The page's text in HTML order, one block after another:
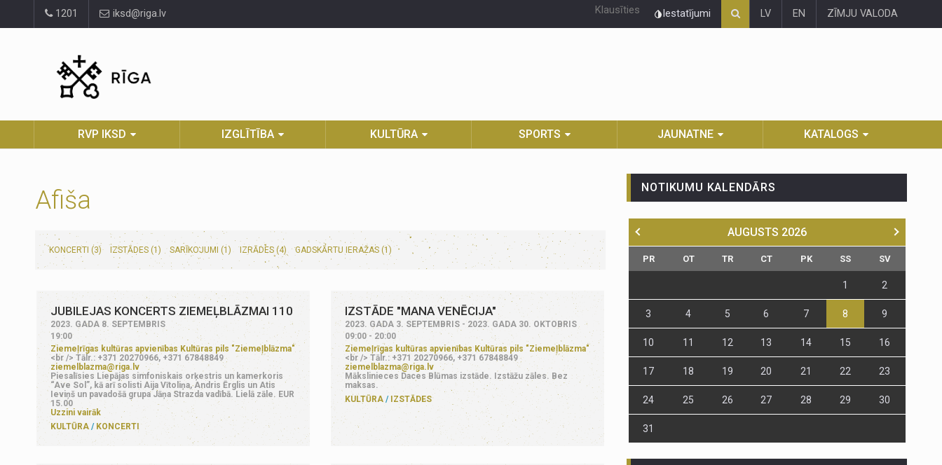
1201 iksd@riga.lv Klausīties Iestatījumi LV EN ZĪMJU VALODA
RVP IKSD IZGLĪTĪBA KULTŪRA SPORTS JAUNATNE KATALOGS
Afiša
KONCERTI (3) IZSTĀDES (1) SARĪKOJUMI (1) IZRĀDES (4) GADSKĀRTU IERAŽAS (1)
JUBILEJAS KONCERTS ZIEMEĻBLĀZMAI 110
2023. GADA 8. SEPTEMBRIS
19:00
Ziemeļrīgas kultūras apvienības Kultūras pils "Ziemeļblāzma"
<br /> Tālr.: +371 20270966, +371 67848849
ziemelblazma@riga.lv
Piesalīsies Liepājas simfoniskais orķestris un kamerkoris
“Ave Sol”, kā arī solisti Aija Vītoliņa, Andris Ērglis un Atis
Ieviņš un pavadošā grupa Jāņa Strazda vadībā. Lielā zāle. EUR
15.00
Uzzini vairāk
KULTŪRA
KONCERTI
IZSTĀDE "MANA VENĒCIJA"
2023. GADA 3. SEPTEMBRIS - 2023. GADA 30. OKTOBRIS
09:00 - 20:00
Ziemeļrīgas kultūras apvienības Kultūras pils "Ziemeļblāzma"
<br /> Tālr.: +371 20270966, +371 67848849
ziemelblazma@riga.lv
Mākslinieces Daces Blūmas izstāde. Izstāžu zāles. Bez
maksas.
KULTŪRA
IZSTĀDES
NOTIKUMU KALENDĀRS
AUGUSTS 2026
PR OT TR CT PK SS SV
1 2
3 4 5 6 7 8 9
10 11 12 13 14 15 16
17 18 19 20 21 22 23
24 25 26 27 28 29 30
31